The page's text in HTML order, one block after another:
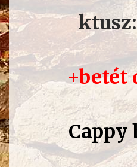
ktusz:
+betét
Cappy